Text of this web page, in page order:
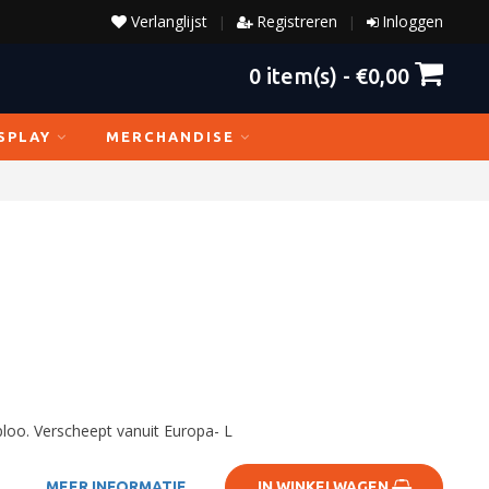
Inloggen
|
Registreren
|
Verlanglijst
0 item(s) - €0,00
MERCHANDISE
Verscheept vanuit Europa- L